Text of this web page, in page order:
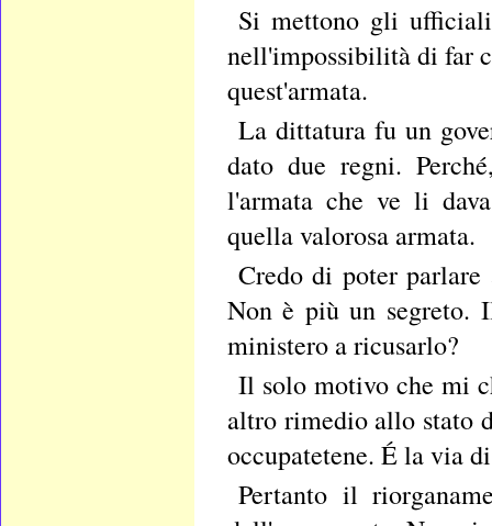
Si mettono gli
nell'impossibilità di far
quest'armata.
La dittatura fu un
dato due regni.
l'armata che ve li
quella valorosa armata.
Credo di poter
Non è più un segreto.
ministero a ricusarlo?
Il solo motivo che mi
altro rimedio allo stato
occupatetene. É la via
Pertanto il